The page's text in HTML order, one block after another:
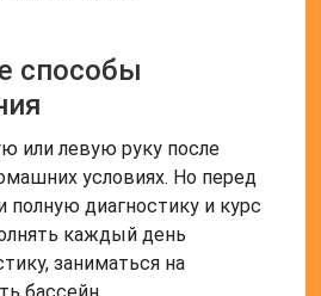
способы
или левую руку после
условиях. Но перед
полную диагностику и курс
каждый день
заниматься на